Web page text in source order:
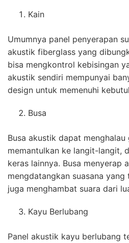
Kain
Umumnya panel penyerapan
akustik fiberglass yang
bisa mengkontrol kebisingan
akustik sendiri mempunyai
design untuk memenuhi
Busa
Busa akustik dapat
memantulkan ke langit-langit,
keras lainnya. Busa menyerap
mengdatangkan suasana yang
juga menghambat suara dari
Kayu Berlubang
Panel akustik kayu berlubang